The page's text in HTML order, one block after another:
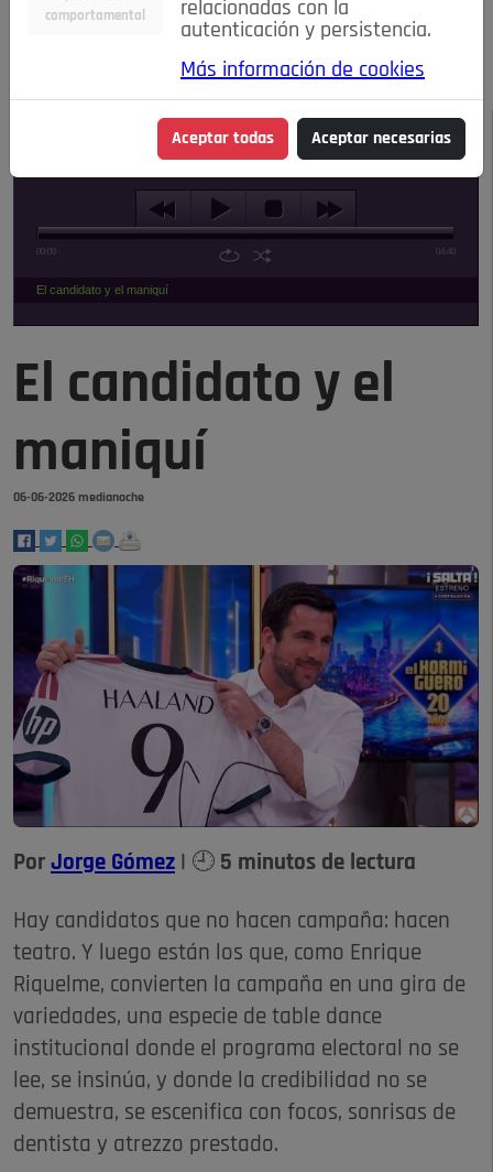
Salud 🔴 En Directo
NOTICIAS
Escucha el audio de esta noticia:
00:00 04:40
El candidato y el maniquí
El candidato y el
maniquí
06-06-2026 medianoche
Por Jorge Gómez | 🕘 5 minutos de lectura
Hay candidatos que no hacen campaña: hacen
teatro. Y luego están los que, como Enrique
Riquelme, convierten la campaña en una gira de
variedades, una especie de table dance
institucional donde el programa electoral no se
lee, se insinúa, y donde la credibilidad no se
demuestra, se escenifica con focos, sonrisas de
dentista y atrezzo prestado.
comportamental
relacionadas con la
autenticación y persistencia.
Más información de cookies
Aceptar todas Aceptar necesarias